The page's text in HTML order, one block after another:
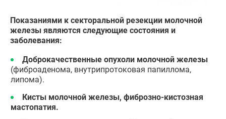
Показаниями к секторальной резекции молочной
железы являются следующие состояния и
заболевания:
Доброкачественные опухоли молочной железы
(фиброаденома, внутрипротоковая папиллома,
липома).
Кисты молочной железы, фиброзно-кистозная
мастопатия.